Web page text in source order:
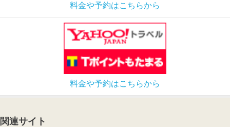
料金や予約はこちらから
料金や予約はこちらから
関連サイト